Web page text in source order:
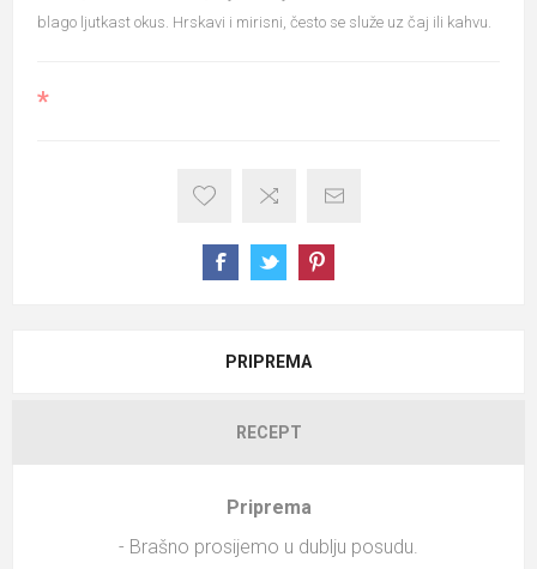
blago ljutkast okus. Hrskavi i mirisni, često se služe uz čaj ili kahvu.
*
PRIPREMA
RECEPT
Priprema
- Brašno prosijemo u dublju posudu.